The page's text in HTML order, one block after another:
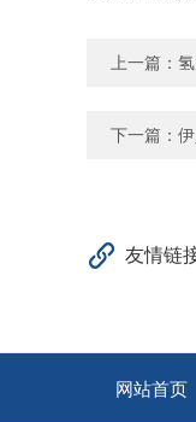
上一篇：
下一篇：
友情链
网站首页